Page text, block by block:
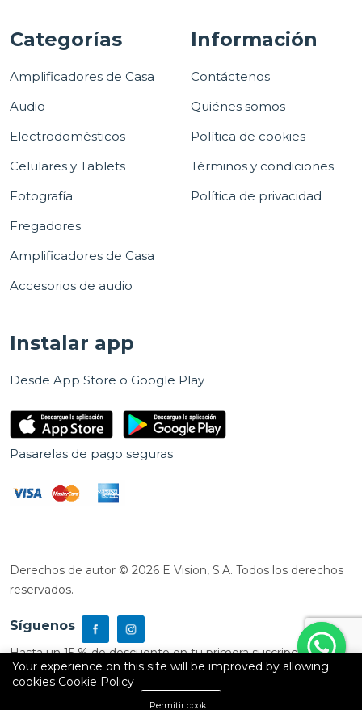
Categorías
Amplificadores de Casa
Audio
Electrodomésticos
Celulares y Tablets
Fotografía
Fregadores
Amplificadores de Casa
Accesorios de audio
Información
Contáctenos
Quiénes somos
Política de cookies
Términos y condiciones
Política de privacidad
Instalar app
Desde App Store o Google Play
Pasarelas de pago seguras
Derechos de autor © 2026 E Vision, S.A. Todos los derechos
reservados.
Síguenos
Hasta un 15 % de descuento en tu primera suscripción
Your experience on this site will be improved by allowing
cookies Cookie Policy
Permitir cookies